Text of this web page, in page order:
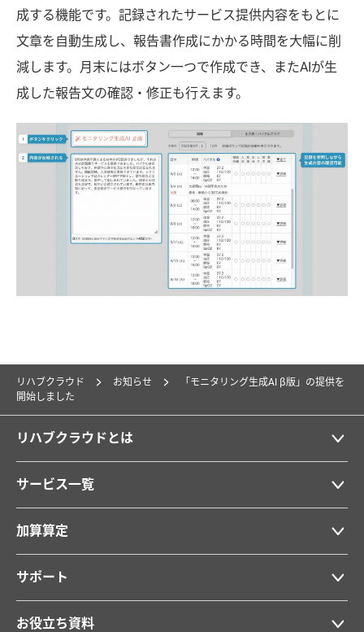
成する機能です。記録されたサービス提供内容をもとに
文章を自動生成し、報告書作成にかかる時間を大幅に削
減します。月末にはボタン一つで作成でき、またAIが生
成した報告文の確認・修正も行えます。
リハブクラウド お知らせ
「モニタリング生成AI β版」の提供を
開始しました
リハブクラウドとは
サービス一覧
加算算定
サポート
お役立ち資料